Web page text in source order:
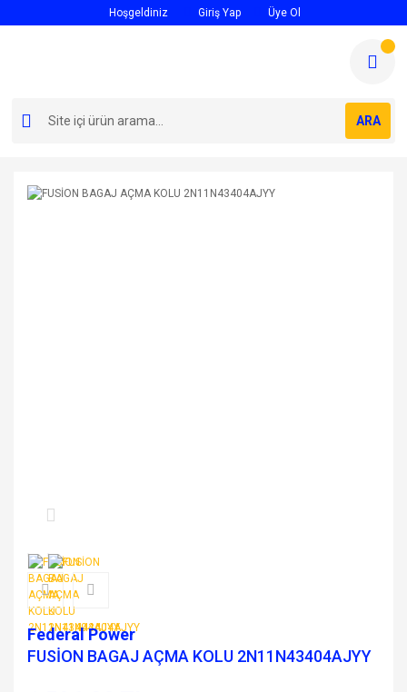
Hoşgeldiniz Giriş Yap Üye Ol
ARA
Federal Power
FUSİON BAGAJ AÇMA KOLU 2N11N43404AJYY